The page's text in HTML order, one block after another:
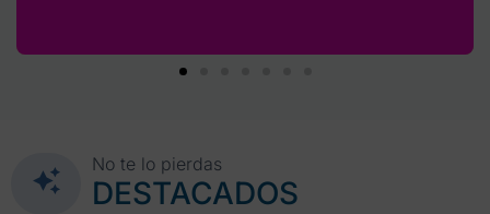
No te lo pierdas
DESTACADOS